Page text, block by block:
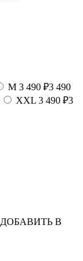
M 3 490 ₽3 490
XXL 3 490 ₽3
ДОБАВИТЬ В